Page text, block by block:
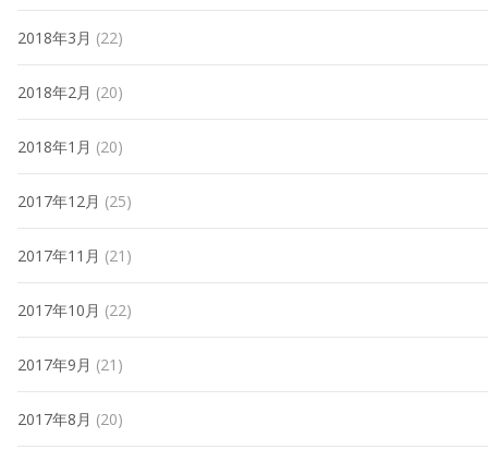
2018年3月 (22)
2018年2月 (20)
2018年1月 (20)
2017年12月 (25)
2017年11月 (21)
2017年10月 (22)
2017年9月 (21)
2017年8月 (20)